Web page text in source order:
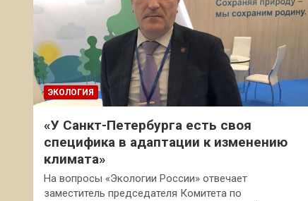
ЭКОЛОГИЯ
«У Санкт-Петербурга есть своя
специфика в адаптации к изменению
климата»
На вопросы «Экологии России» отвечает
заместитель председателя Комитета по